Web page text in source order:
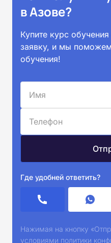
в Азове?
Купите курс
заявку, и мы
обучения!
Где удобней ответить?
Нажимая на кнопку
условиями политики